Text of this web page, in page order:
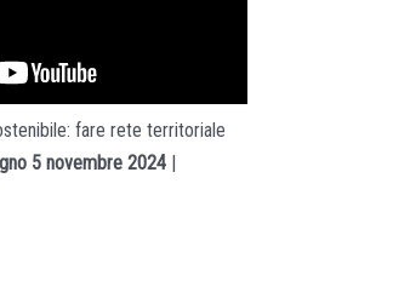
fare rete territoriale
5 novembre 2024 |